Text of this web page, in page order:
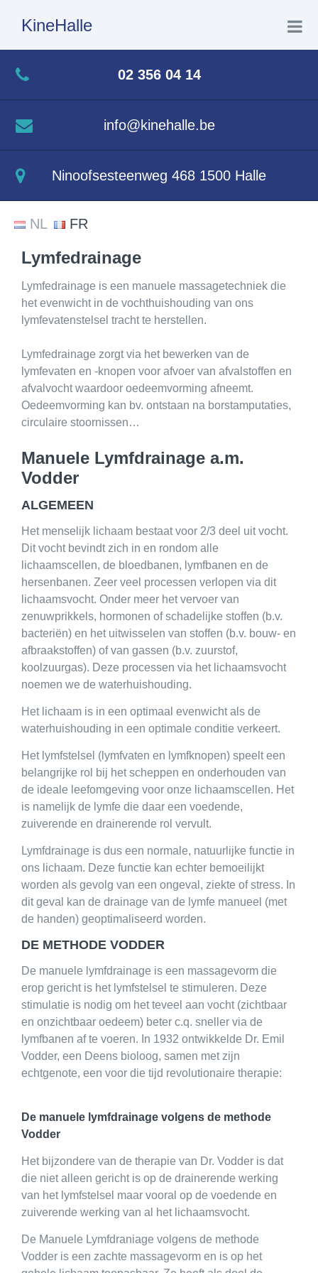
KineHalle
Home
Wat doe ik
02 356 04 14
info@kinehalle.be
Ninoofsesteenweg 468 1500 Halle
NL FR
Lymfedrainage
Lymfedrainage is een manuele massagetechniek die
het evenwicht in de vochthuishouding van ons
lymfevatenstelsel tracht te herstellen.
Lymfedrainage zorgt via het bewerken van de
lymfevaten en -knopen voor afvoer van afvalstoffen en
afvalvocht waardoor oedeemvorming afneemt.
Oedeemvorming kan bv. ontstaan na borstamputaties,
circulaire stoornissen…
Manuele Lymfdrainage a.m.
Vodder
ALGEMEEN
Het menselijk lichaam bestaat voor 2/3 deel uit vocht.
Dit vocht bevindt zich in en rondom alle
lichaamscellen, de bloedbanen, lymfbanen en de
hersenbanen. Zeer veel processen verlopen via dit
lichaamsvocht. Onder meer hetvervoer van
zenuwprikkels, hormonen of schadelijke stoffen (b.v.
bacteriën) en het uitwisselen van stoffen (b.v. bouw- en
afbraakstoffen) of van gassen (b.v. zuurstof,
koolzuurgas). Deze processen via het lichaamsvocht
noemen we de waterhuishouding.
Het lichaam is in een optimaal evenwicht als de
waterhuishouding in een optimale conditie verkeert.
Het lymfstelsel (lymfvaten en lymfknopen) speelt een
belangrijke rol bij het scheppen en onderhouden van
de ideale leefomgeving voor onze lichaamscellen. Het
is namelijk de lymfe die daar een voedende,
zuiverende en drainerende rol vervult.
Lymfdrainage is dus een normale, natuurlijke functie in
ons lichaam. Deze functie kan echter bemoeilijkt
worden als gevolg van een ongeval, ziekte ofstress. In
dit geval kan de drainage van de lymfe manueel (met
de handen) geoptimaliseerd worden.
DE METHODE VODDER
De manuele lymfdrainage is een massagevorm die
erop gericht is het lymfstelsel te stimuleren. Deze
stimulatie is nodig om het teveel aan vocht (zichtbaar
en onzichtbaar oedeem) beter c.q. sneller via de
lymfbanen af te voeren. In 1932 ontwikkelde Dr. Emil
Vodder, een Deens bioloog, samen met zijn
echtgenote, een voor die tijd revolutionaire therapie:
De manuele lymfdrainage volgens de methode
Vodder
Het bijzondere van de therapie van Dr. Vodder is dat
die niet alleen gericht is op de drainerende werking
van het lymfstelsel maar vooral op de voedende en
zuiverende werking van al het lichaamsvocht.
De Manuele Lymfdraniage volgens de methode
Vodder is een zachte massagevorm en is op het